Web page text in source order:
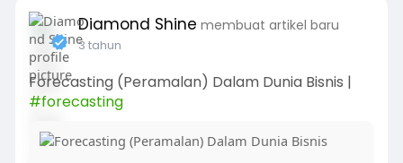
Diamond Shine membuat artikel baru
3 tahun
Forecasting (Peramalan) Dalam Dunia Bisnis |
#forecasting